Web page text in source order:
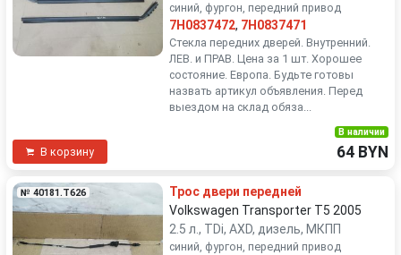
синий, фургон, передний привод
7H0837472, 7H0837471
Стекла передних дверей. Внутренний.
ЛЕВ. и ПРАВ. Цена за 1 шт. Хорошее
состояние. Европа. Будьте готовы
назвать артикул объявления. Перед
выездом на склад обяза...
В корзину
В наличии
64 BYN
№ 40181.T626
Трос двери передней
Volkswagen Transporter T5 2005
2.5 л., TDi, AXD, дизель, МКПП
синий, фургон, передний привод